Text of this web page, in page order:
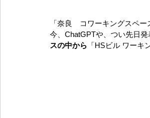
「奈良　コワーキングスペ
今、ChatGPTや、つい先日発
スの中から 「HSビル ワー